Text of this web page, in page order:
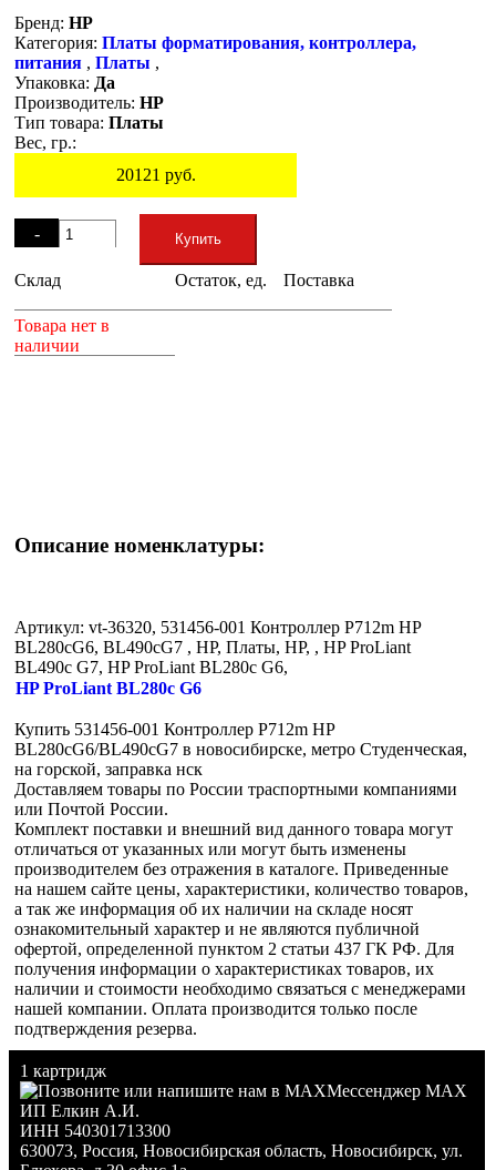
Бренд: HP
Категория: Платы форматирования, контроллера,
питания , Платы ,
Упаковка: Да
Производитель: HP
Тип товара: Платы
Вес, гр.:
20121 руб.
-
+
Купить
Склад Остаток, ед. Поставка
Товара нет в
наличии
Описание номенклатуры:
Артикул: vt-36320, 531456-001 Контроллер P712m HP
BL280cG6, BL490cG7 , HP, Платы, HP, , HP ProLiant
BL490c G7, HP ProLiant BL280c G6,
HP ProLiant BL280c G6
Купить 531456-001 Контроллер P712m HP
BL280cG6/BL490cG7 в новосибирске, метро Студенческая,
на горской, заправка нск
Доставляем товары по России траспортными компаниями
или Почтой России.
Комплект поставки и внешний вид данного товара могут
отличаться от указанных или могут быть изменены
производителем без отражения в каталоге. Приведенные
на нашем сайте цены, характеристики, количество товаров,
а так же информация об их наличии на складе носят
ознакомительный характер и не являются публичной
офертой, определенной пунктом 2 статьи 437 ГК РФ. Для
получения информации о характеристиках товаров, их
наличии и стоимости необходимо связаться с менеджерами
нашей компании. Оплата производится только после
подтверждения резерва.
1 картридж
Мессенджер MAX
ИП Елкин А.И.
ИНН 540301713300
630073, Россия, Новосибирская область, Новосибирск, ул.